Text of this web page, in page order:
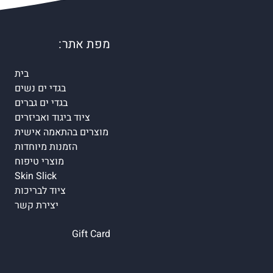
מפת אתר:
בית
בגדי ים נשים
בגדי ים גברים
ציוד ביגוד ואביזרים
מוצרים בהתאמה אישית
הזמנות מיוחדות
מוצרי טיפוח
Skin Slick
ציוד לבריכות
יצירת קשר
Gift Card